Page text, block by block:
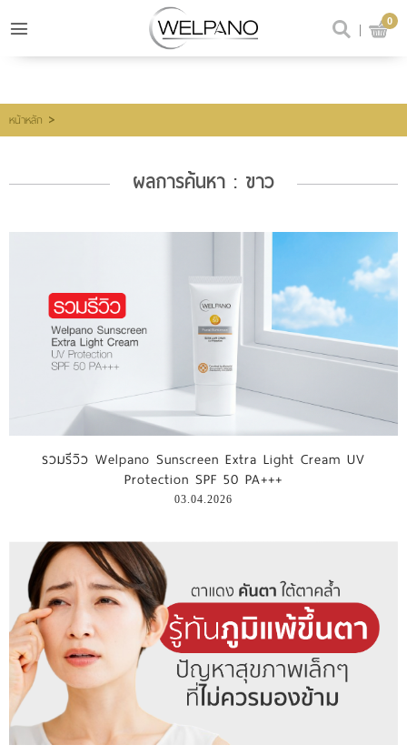
@welpano
ขั้นตอนการสั่งซื้อ
โปรโมชั่น
รีวิวผู้ใช้จริง
รีวิววีดีโอ
ติดต่อเรา
0
หน้าหลัก >
ผลการค้นหา : ขาว
รวมรีวิว Welpano Sunscreen Extra Light Cream UV
Protection SPF 50 PA+++
03.04.2026